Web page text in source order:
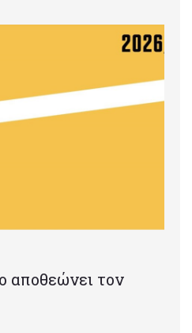
αποθεώνει τον